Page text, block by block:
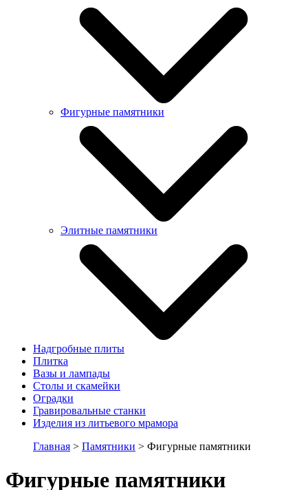
Фигурные памятники
Элитные памятники
Надгробные плиты
Плитка
Вазы и лампады
Столы и скамейки
Оградки
Гравировальные станки
Изделия из литьевого мрамора
Главная > Памятники > Фигурные памятники
Фигурные памятники